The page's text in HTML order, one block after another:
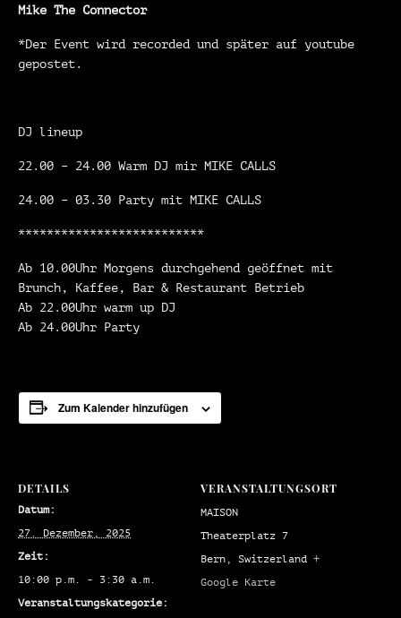
Mike The Connector
*Der Event wird recorded und später auf youtube
gepostet.
DJ lineup
22.00 – 24.00 Warm DJ mir MIKE CALLS
24.00 – 03.30 Party mit MIKE CALLS
**************************
Ab 10.00Uhr Morgens durchgehend geöffnet mit
Brunch, Kaffee, Bar & Restaurant Betrieb
Ab 22.00Uhr warm up DJ
Ab 24.00Uhr Party
Zum Kalender hinzufügen
DETAILS
Datum:
27. Dezember, 2025
Zeit:
10:00 p.m. - 3:30 a.m.
Veranstaltungskategorie:
VERANSTALTUNGSORT
MAISON
Theaterplatz 7
Bern, Switzerland +
Google Karte